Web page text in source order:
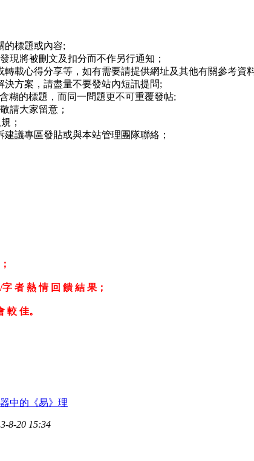
標題或內容;
將被刪文及扣分而不作另行通知；
心得分享等，如有需要請提供網址及其他有關參考資
方案，請盡量不要發站內短訊提問;
的標題，而同一問題更不可重覆發帖;
請大家留意；
；
議專區發貼或與本站管理團隊聯絡；
者 熱 情 回 饋 結 果；
較 佳。
中的《易》理
8-20 15:34